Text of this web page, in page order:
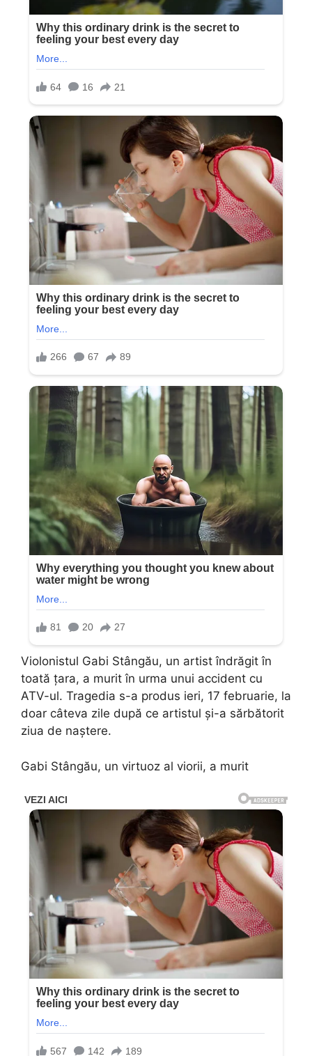
Violonistul Gabi Stângău, un artist îndrăgit în
toată țara, a murit în urma unui accident cu
ATV-ul. Tragedia s-a produs ieri, 17 februarie, la
doar câteva zile după ce artistul și-a sărbătorit
ziua de naștere.
Gabi Stângău, un virtuoz al viorii, a murit